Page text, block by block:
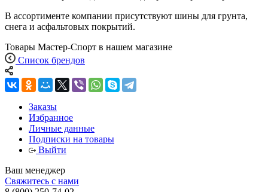
В ассортименте компании присутствуют шины для грунта,
снега и асфальтовых покрытий.
Товары Мастер-Спорт в нашем магазине
Список брендов
Заказы
Избранное
Личные данные
Подписки на товары
Выйти
Ваш менеджер
Свяжитесь с нами